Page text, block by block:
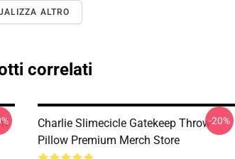
ALTRO
correlati
Charlie Slimecicle Gatekeep Throw
Pillow Premium Merch Store
-20%